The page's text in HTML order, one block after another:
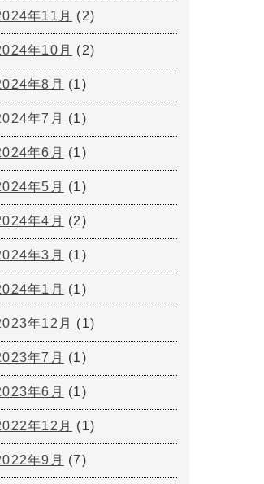
年11月 (2)
年10月 (2)
年8月 (1)
年7月 (1)
年6月 (1)
年5月 (1)
年4月 (2)
年3月 (1)
年1月 (1)
年12月 (1)
年7月 (1)
年6月 (1)
年12月 (1)
年9月 (7)